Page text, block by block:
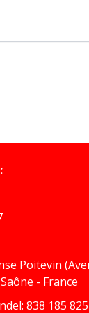
Poitevin
- France
838 185